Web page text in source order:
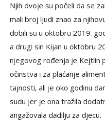
Njih dvoje su počeli da se
mali broj ljudi znao za
dobili su u oktobru 2019.
a drugi sin Kijan u oktobru
njegovog rođenja je Kejtlin
očinstva i za plaćanje
tajnosti, ali je oko godinu
sudu jer je ona tražila
angažovala dadilju za djecu.